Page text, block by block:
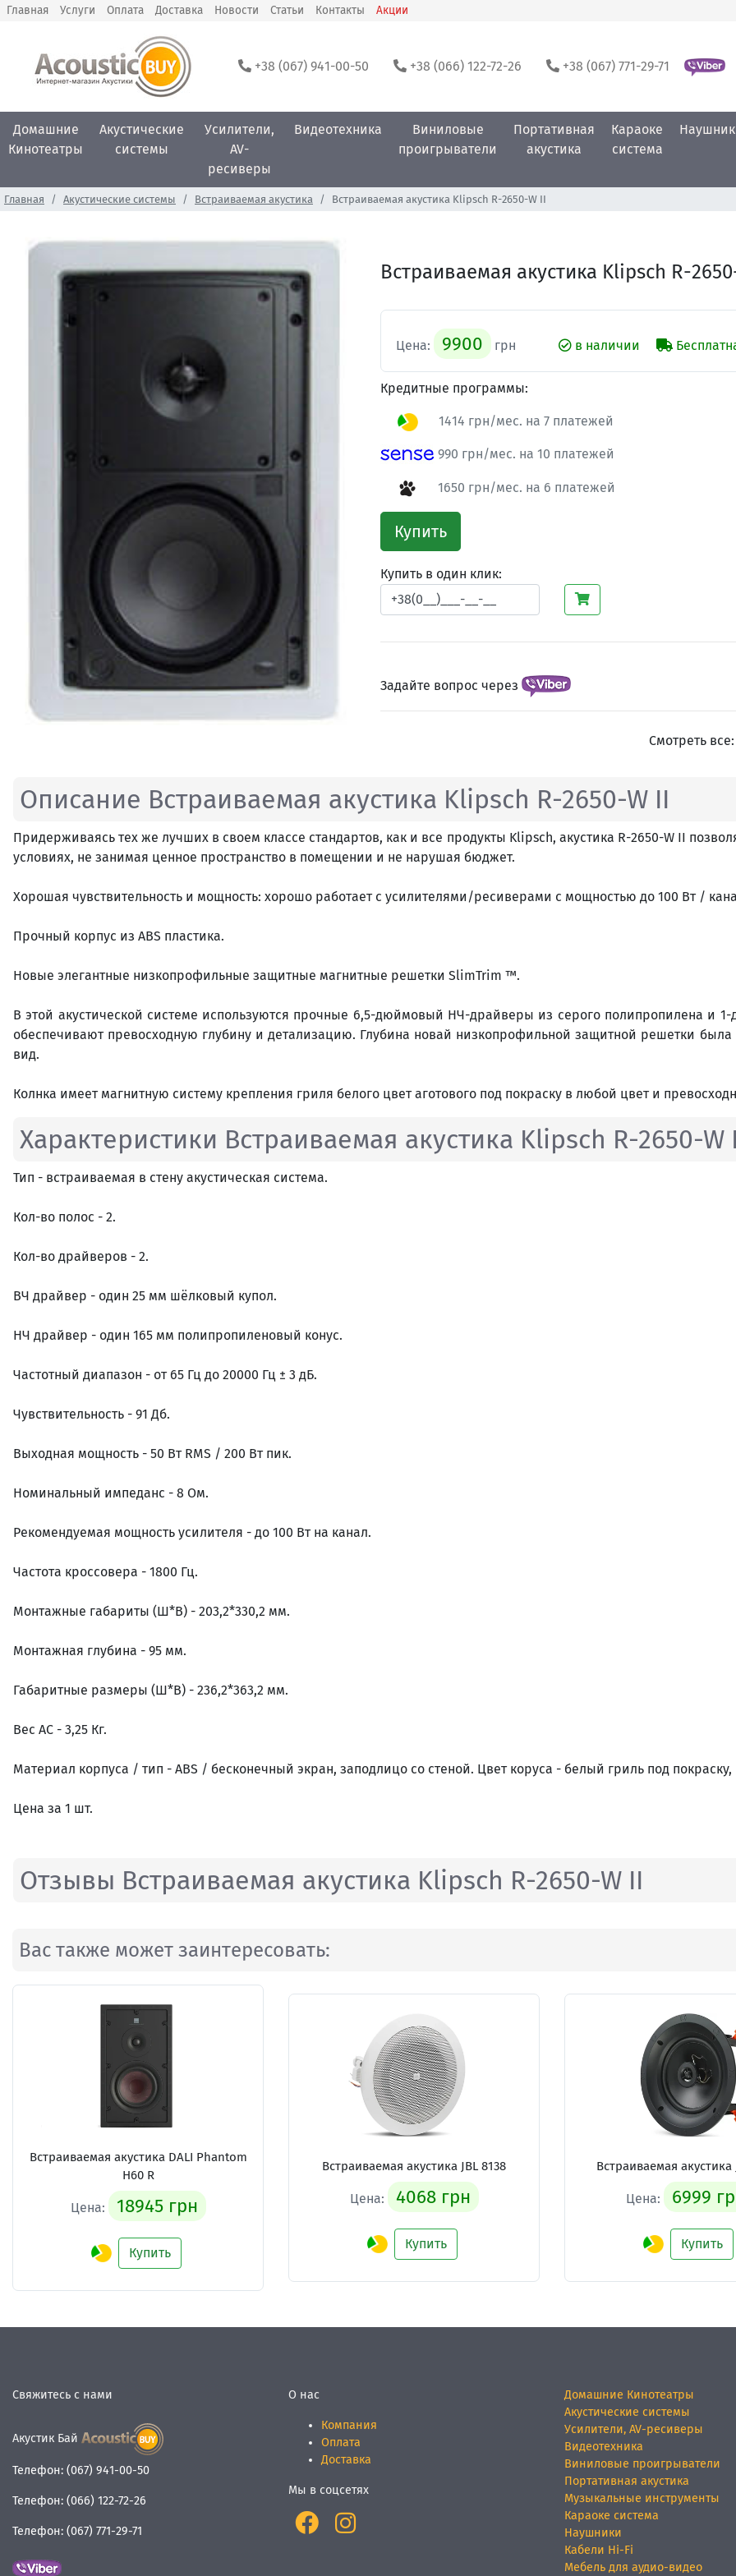
Главная Услуги Оплата Доставка Новости Статьи Контакты Акции
+38 (067) 941-00-50 +38 (066) 122-72-26 +38 (067) 771-29-71
Домашние
Кинотеатры
Акустические
системы
Усилители,
AV-
ресиверы
Видеотехника
Виниловые
проигрыватели
Портативная
акустика
Караоке
система
Главная Акустические системы Встраиваемая акустика Встраиваемая акустика Klipsch R-2650-W II
Встраиваемая акустика Klipsch R-
Цена: 9900 грн в наличии
Кредитные программы:
1414 грн/мес. на 7 платежей
990 грн/мес. на 10 платежей
1650 грн/мес. на 6 платежей
Купить
Купить в один клик:
Задайте вопрос через
Смотреть
Описание Встраиваемая акустика Klipsch R-2650-W II
Придерживаясь тех же лучших в своем классе стандартов, как и все продукты Klipsch, акустика R-2650-W II
условиях, не занимая ценное пространство в помещении и не нарушая бюджет.
Хорошая чувствительность и мощность: хорошо работает с усилителями/ресиверами с мощностью до 100 Вт /
Прочный корпус из ABS пластика.
Новые элегантные низкопрофильные защитные магнитные решетки SlimTrim ™.
В этой акустической системе используются прочные 6,5-дюймовый НЧ-драйверы из серого полипропилена и
обеспечивают превосходную глубину и детализацию. Глубина новай низкопрофильной защитной решетки
вид.
Колнка имеет магнитную систему крепления гриля белого цвет аготового под покраску в любой цвет и
Характеристики Встраиваемая акустика Klipsch R-2650-W
Тип - встраиваемая в стену акустическая система.
Кол-во полос - 2.
Кол-во драйверов - 2.
ВЧ драйвер - один 25 мм шёлковый купол.
НЧ драйвер - один 165 мм полипропиленовый конус.
Частотный диапазон - от 65 Гц до 20000 Гц ± 3 дБ.
Чувствительность - 91 Дб.
Выходная мощность - 50 Вт RMS / 200 Вт пик.
Номинальный импеданс - 8 Ом.
Рекомендуемая мощность усилителя - до 100 Вт на канал.
Частота кроссовера - 1800 Гц.
Монтажные габариты (Ш*В) - 203,2*330,2 мм.
Монтажная глубина - 95 мм.
Габаритные размеры (Ш*В) - 236,2*363,2 мм.
Вес АС - 3,25 Кг.
Материал корпуса / тип - ABS / бесконечный экран, заподлицо со стеной. Цвет коруса - белый гриль под
Цена за 1 шт.
Отзывы Встраиваемая акустика Klipsch R-2650-W II
Вас также может заинтересовать:
Встраиваемая акустика DALI Phantom
H60 R
Цена: 18945 грн
Купить
Встраиваемая акустика JBL 8138
Цена: 4068 грн
Купить
Встраиваемая акустика
Цена: 6999
Купить
Свяжитесь с нами
Акустик Бай
Телефон: (067) 941-00-50
Телефон: (066) 122-72-26
Телефон: (067) 771-29-71
О нас
Компания
Оплата
Доставка
Мы в соцсетях
Домашние Кинотеатры
Акустические системы
Усилители, AV-ресиверы
Видеотехника
Виниловые проигрыватели
Портативная акустика
Музыкальные инструменты
Караоке система
Наушники
Кабели Hi-Fi
Мебель для аудио-видео